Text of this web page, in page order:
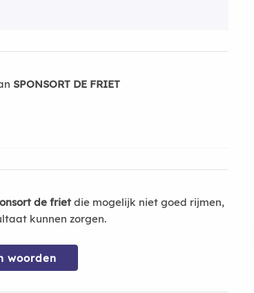
SPONSORT DE FRIET
de friet die mogelijk niet goed rijmen,
kunnen zorgen.
woorden